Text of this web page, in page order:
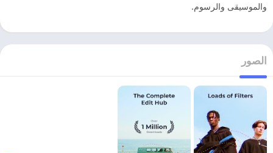
والموسيقى والرسوم.
الصور